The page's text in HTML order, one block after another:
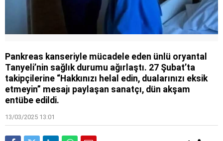
Pankreas kanseriyle mücadele eden ünlü oryantal
Tanyeli’nin sağlık durumu ağırlaştı. 27 Şubat’ta
takipçilerine “Hakkınızı helal edin, dualarınızı eksik
etmeyin” mesajı paylaşan sanatçı, dün akşam
entübe edildi.
13/03/2025 13:01